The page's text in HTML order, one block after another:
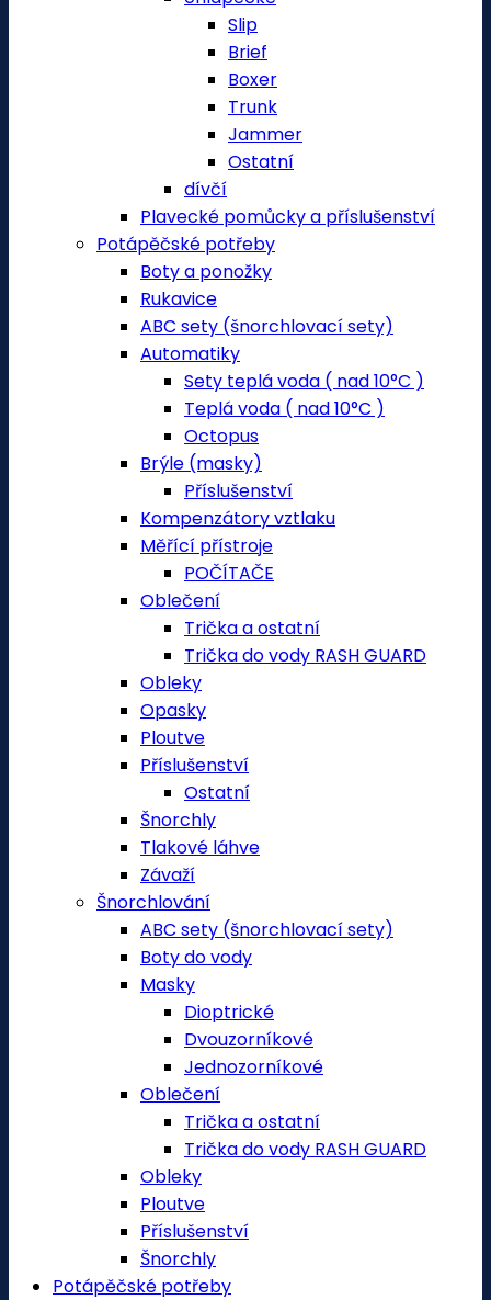
Slip
Brief
Boxer
Trunk
Jammer
Ostatní
dívčí
Plavecké pomůcky a příslušenství
Potápěčské potřeby
Boty a ponožky
Rukavice
ABC sety (šnorchlovací sety)
Automatiky
Sety teplá voda ( nad 10°C )
Teplá voda ( nad 10°C )
Octopus
Brýle (masky)
Příslušenství
Kompenzátory vztlaku
Měřící přístroje
POČÍTAČE
Oblečení
Trička a ostatní
Trička do vody RASH GUARD
Obleky
Opasky
Ploutve
Příslušenství
Ostatní
Šnorchly
Tlakové láhve
Závaží
Šnorchlování
ABC sety (šnorchlovací sety)
Boty do vody
Masky
Dioptrické
Dvouzorníkové
Jednozorníkové
Oblečení
Trička a ostatní
Trička do vody RASH GUARD
Obleky
Ploutve
Příslušenství
Šnorchly
Potápěčské potřeby